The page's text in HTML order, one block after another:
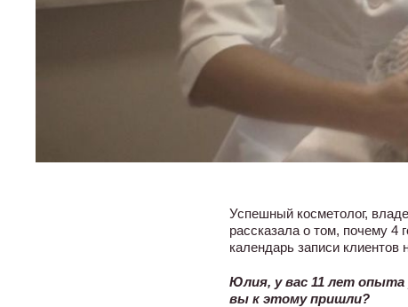
Успешный косметолог,
рассказала о том, почему 4
календарь записи клиентов
Юлия, у вас 11 лет опыта
вы к этому пришли?